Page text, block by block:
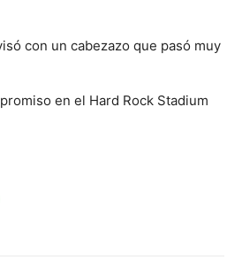
con un cabezazo que pasó muy
en el Hard Rock Stadium